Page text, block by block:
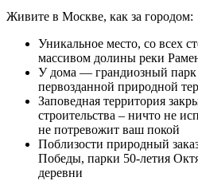
Живите в Москве, как за городом:
Уникальное место, со всех
массивом долины реки
У дома — грандиозный парк
первозданной природной
Заповедная территория
строительства – ничто не
не потревожит ваш покой
Поблизости природный
Победы, парки 50-летия
деревни